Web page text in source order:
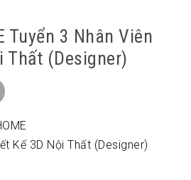
Tuyển 3 Nhân Viên
Thất (Designer)
Kế 3D Nội Thất (Designer)